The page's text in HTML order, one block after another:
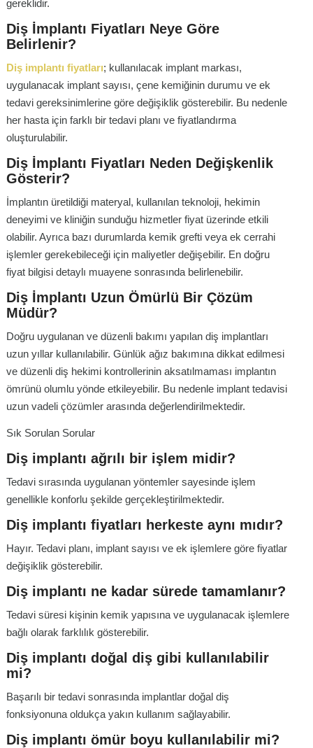
gereklidir.
Diş İmplantı Fiyatları Neye Göre
Belirlenir?
Diş implantı fiyatları; kullanılacak implant markası,
uygulanacak implant sayısı, çene kemiğinin durumu ve ek
tedavi gereksinimlerine göre değişiklik gösterebilir. Bu nedenle
her hasta için farklı bir tedavi planı ve fiyatlandırma
oluşturulabilir.
Diş İmplantı Fiyatları Neden Değişkenlik
Gösterir?
İmplantın üretildiği materyal, kullanılan teknoloji, hekimin
deneyimi ve kliniğin sunduğu hizmetler fiyat üzerinde etkili
olabilir. Ayrıca bazı durumlarda kemik grefti veya ek cerrahi
işlemler gerekebileceği için maliyetler değişebilir. En doğru
fiyat bilgisi detaylı muayene sonrasında belirlenebilir.
Diş İmplantı Uzun Ömürlü Bir Çözüm
Müdür?
Doğru uygulanan ve düzenli bakımı yapılan diş implantları
uzun yıllar kullanılabilir. Günlük ağız bakımına dikkat edilmesi
ve düzenli diş hekimi kontrollerinin aksatılmaması implantın
ömrünü olumlu yönde etkileyebilir. Bu nedenle implant tedavisi
uzun vadeli çözümler arasında değerlendirilmektedir.
Sık Sorulan Sorular
Diş implantı ağrılı bir işlem midir?
Tedavi sırasında uygulanan yöntemler sayesinde işlem
genellikle konforlu şekilde gerçekleştirilmektedir.
Diş implantı fiyatları herkeste aynı mıdır?
Hayır. Tedavi planı, implant sayısı ve ek işlemlere göre fiyatlar
değişiklik gösterebilir.
Diş implantı ne kadar sürede tamamlanır?
Tedavi süresi kişinin kemik yapısına ve uygulanacak işlemlere
bağlı olarak farklılık gösterebilir.
Diş implantı doğal diş gibi kullanılabilir
mi?
Başarılı bir tedavi sonrasında implantlar doğal diş
fonksiyonuna oldukça yakın kullanım sağlayabilir.
Diş implantı ömür boyu kullanılabilir mi?